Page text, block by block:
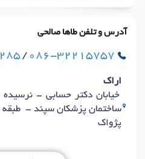
آدرس و تلفن طاها صالحی
/ 086-32215757
اراک
خیابان دکتر حسابی -
پژواک